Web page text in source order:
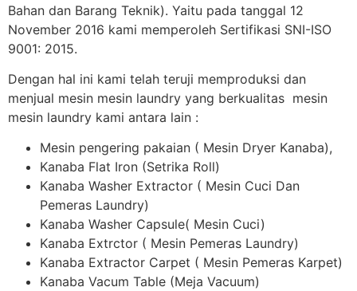
Bahan dan Barang Teknik). Yaitu pada tanggal 12
November 2016 kami memperoleh Sertifikasi SNI-ISO
9001: 2015.
Dengan hal ini kami telah teruji memproduksi dan
menjual mesin mesin laundry yang berkualitas mesin
mesin laundry kami antara lain :
Mesin pengering pakaian ( Mesin Dryer Kanaba),
Kanaba Flat Iron (Setrika Roll)
Kanaba Washer Extractor ( Mesin Cuci Dan
Pemeras Laundry)
Kanaba Washer Capsule( Mesin Cuci)
Kanaba Extrctor ( Mesin Pemeras Laundry)
Kanaba Extractor Carpet ( Mesin Pemeras Karpet)
Kanaba Vacum Table (Meja Vacuum)